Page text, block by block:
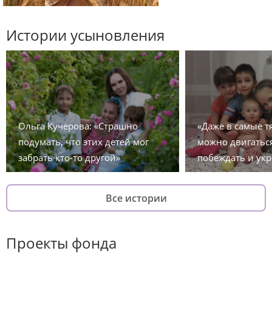
Истории усыновления
Ольга Кучерова: «Страшно
подумать, что этих детей мог
забрать кто-то другой»
«Даже в самые
можно
побеждать и
Все истории
Проекты фонда